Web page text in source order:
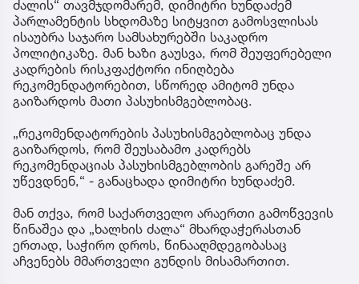
ძალის“ თავმჯდომარემ, დიმიტრი ხუნდაძემ
პარლამენტის სხდომაზე სიტყვით გამოსვლისას
ისაუბრა საჯარო სამსახურებში საკადრო
პოლიტიკაზე. მან ხაზი გაუსვა, რომ შეუფერებელი
კადრების რისკფაქტორი ინიღბება
რეკომენდატორებით, სწორედ ამიტომ უნდა
გაიზარდოს მათი პასუხისმგებლობაც.
„რეკომენდატორების პასუხისმგებლობაც უნდა
გაიზარდოს, რომ შეუსაბამო კადრებს
რეკომენდაციას პასუხისმგებლობის გარეშე არ
უწევდნენ,“ - განაცხადა დიმიტრი ხუნდაძემ.
მან თქვა, რომ საქართველო არაერთი გამოწვევის
წინაშეა და „ხალხის ძალა“ მხარდაჭერასთან
ერთად, საჭირო დროს, წინააღმდეგობასაც
აჩვენებს მმართველი გუნდის მისამართით.